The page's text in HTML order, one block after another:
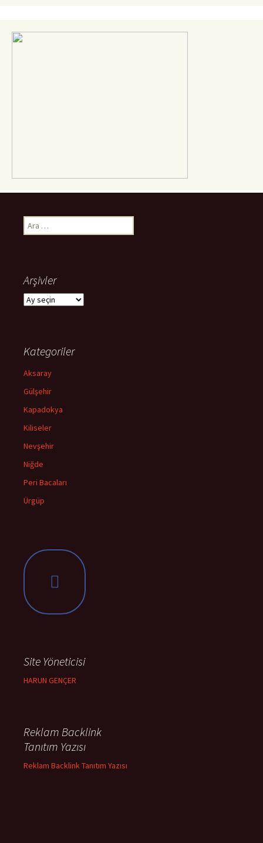
Arama:
Arşivler
Arşivler
Kategoriler
Aksaray
Gülşehir
Kapadokya
Kiliseler
Nevşehir
Niğde
Peri Bacaları
Ürgüp
Site Yöneticisi
HARUN GENÇER
Reklam Backlink
Tanıtım Yazısı
Reklam Backlink Tanıtım Yazısı